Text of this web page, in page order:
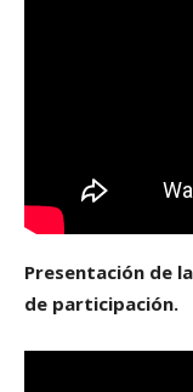
Presentación de
de participación.